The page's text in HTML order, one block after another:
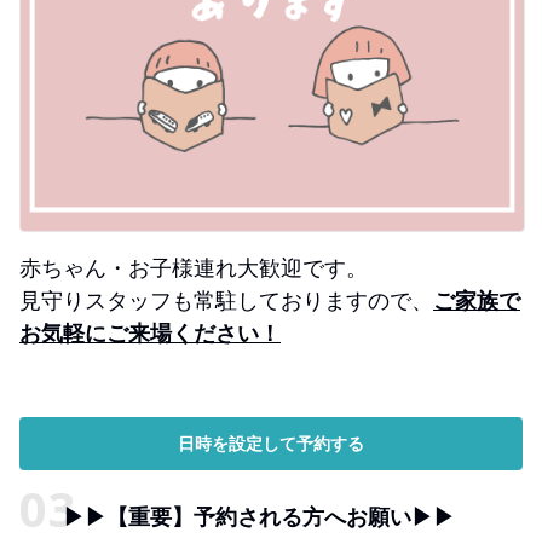
赤ちゃん・お子様連れ大歓迎です。
見守りスタッフも常駐しておりますので、 ご家族で
お気軽にご来場ください！
日時を設定して予約する
▶▶【重要】予約される方へお願い▶▶